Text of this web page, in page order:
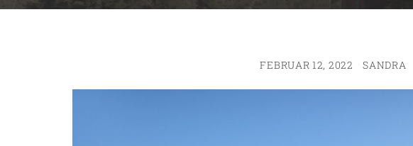
FEBRUAR 12, 2022 SANDRA